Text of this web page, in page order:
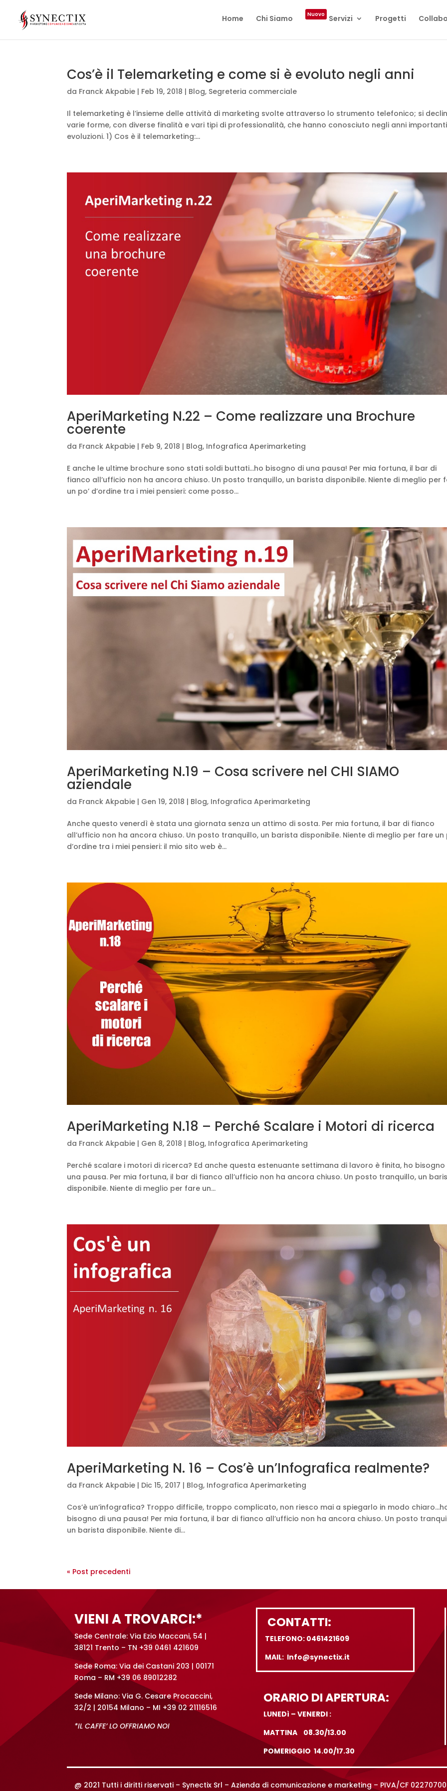
Home Chi Siamo Nuovo Servizi Progetti
Cos’è il Telemarketing e come si è evoluto negli anni
da Franck Akpabie | Feb 19, 2018 | Blog, Segreteria commerciale
Il telemarketing è l’insieme delle attività di marketing svolte attraverso lo strumento telefonico; si
varie forme, con diverse finalità e vari tipi di professionalità, che hanno conosciuto negli anni importanti
evoluzioni. 1) Cos è il telemarketing:...
AperiMarketing N.22 – Come realizzare una Brochure
coerente
da Franck Akpabie | Feb 9, 2018 | Blog, Infografica Aperimarketing
E anche le ultime brochure sono stati soldi buttati…ho bisogno di una pausa! Per mia fortuna, il bar di
fianco all’ufficio non ha ancora chiuso. Un posto tranquillo, un barista disponibile. Niente di meglio per
un po’ d’ordine tra i miei pensieri: come posso...
AperiMarketing N.19 – Cosa scrivere nel CHI SIAMO
aziendale
da Franck Akpabie | Gen 19, 2018 | Blog, Infografica Aperimarketing
Anche questo venerdì è stata una giornata senza un attimo di sosta. Per mia fortuna, il bar di fianco
all’ufficio non ha ancora chiuso. Un posto tranquillo, un barista disponibile. Niente di meglio per fare un
d’ordine tra i miei pensieri: il mio sito web è...
AperiMarketing N.18 – Perché Scalare i Motori di ricerca
da Franck Akpabie | Gen 8, 2018 | Blog, Infografica Aperimarketing
Perché scalare i motori di ricerca? Ed anche questa estenuante settimana di lavoro è finita, ho bisogno
una pausa. Per mia fortuna, il bar di fianco all’ufficio non ha ancora chiuso. Un posto tranquillo, un
disponibile. Niente di meglio per fare un...
AperiMarketing N. 16 – Cos’è un’Infografica realmente?
da Franck Akpabie | Dic 15, 2017 | Blog, Infografica Aperimarketing
Cos’è un’infografica? Troppo difficile, troppo complicato, non riesco mai a spiegarlo in modo
bisogno di una pausa! Per mia fortuna, il bar di fianco all’ufficio non ha ancora chiuso. Un posto
un barista disponibile. Niente di...
« Post precedenti
VIENI A TROVARCI:*
Sede Centrale: Via Ezio Maccani, 54 |
38121 Trento – TN +39 0461 421609
Sede Roma: Via dei Castani 203 | 00171
Roma – RM +39 06 89012282
Sede Milano: Via G. Cesare Procaccini,
32/2 | 20154 Milano – MI +39 02 21116516
*IL CAFFE’ LO OFFRIAMO NOI
CONTATTI:
TELEFONO: 0461421609
MAIL: Info@synectix.it
ORARIO DI APERTURA:
LUNEDì – VENERDI :
MATTINA 08.30/13.00
POMERIGGIO 14.00/17.30
@ 2021 Tutti i diritti riservati – Synectix Srl – Azienda di comunicazione e marketing – PIVA/CF